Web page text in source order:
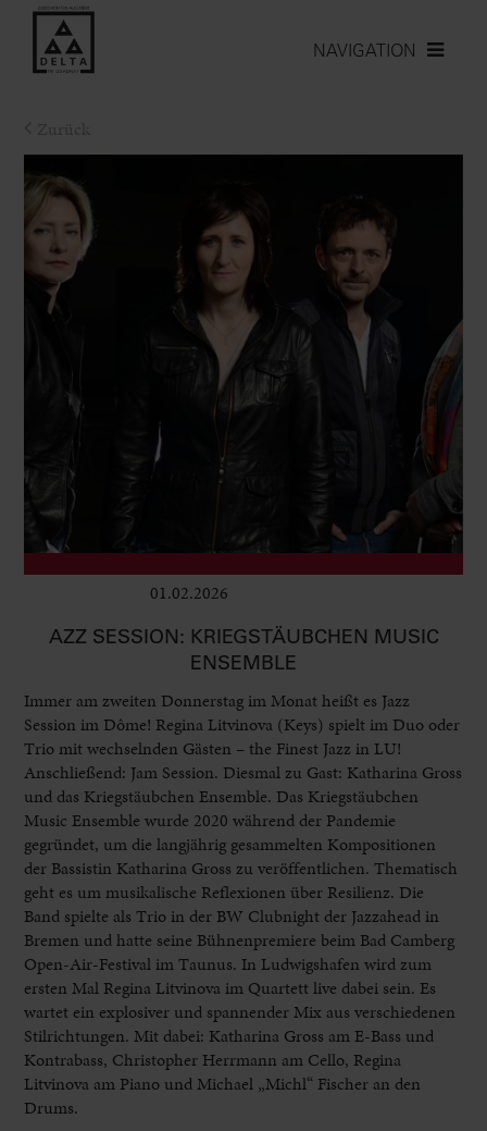
NAVIGATION
01.02.2026
AZZ SESSION: KRIEGSTÄUBCHEN MUSIC
ENSEMBLE
Immer am zweiten Donnerstag im Monat heißt es Jazz
Session im Dôme! Regina Litvinova (Keys) spielt im Duo oder
Trio mit wechselnden Gästen – the Finest Jazz in LU!
Anschließend: Jam Session. Diesmal zu Gast: Katharina Gross
und das Kriegstäubchen Ensemble. Das Kriegstäubchen
Music Ensemble wurde 2020 während der Pandemie
gegründet, um die langjährig gesammelten Kompositionen
der Bassistin Katharina Gross zu veröffentlichen. Thematisch
geht es um musikalische Reflexionen über Resilienz. Die
Band spielte als Trio in der BW Clubnight der Jazzahead in
Bremen und hatte seine Bühnenpremiere beim Bad Camberg
Open-Air-Festival im Taunus. In Ludwigshafen wird zum
ersten Mal Regina Litvinova im Quartett live dabei sein. Es
wartet ein explosiver und spannender Mix aus verschiedenen
Stilrichtungen. Mit dabei: Katharina Gross am E-Bass und
Kontrabass, Christopher Herrmann am Cello, Regina
Litvinova am Piano und Michael „Michl“ Fischer an den
Drums.